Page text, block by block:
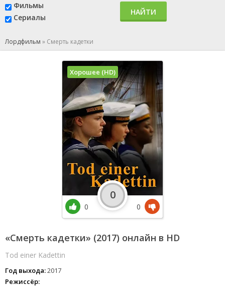
Фильмы
Сериалы
НАЙТИ
Лордфильм » Смерть кадетки
«Смерть кадетки» (2017) онлайн в HD
Tod einer Kadettin
Год выхода:2017
Режиссёр:
Хорошее (HD)
0
0
0